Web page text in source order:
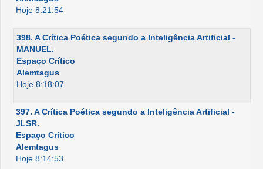
Hoje 8:21:54
398. A Crítica Poética segundo a Inteligência Artificial -
MANUEL.
Espaço Crítico
Alemtagus
Hoje 8:18:07
397. A Crítica Poética segundo a Inteligência Artificial -
JLSR.
Espaço Crítico
Alemtagus
Hoje 8:14:53